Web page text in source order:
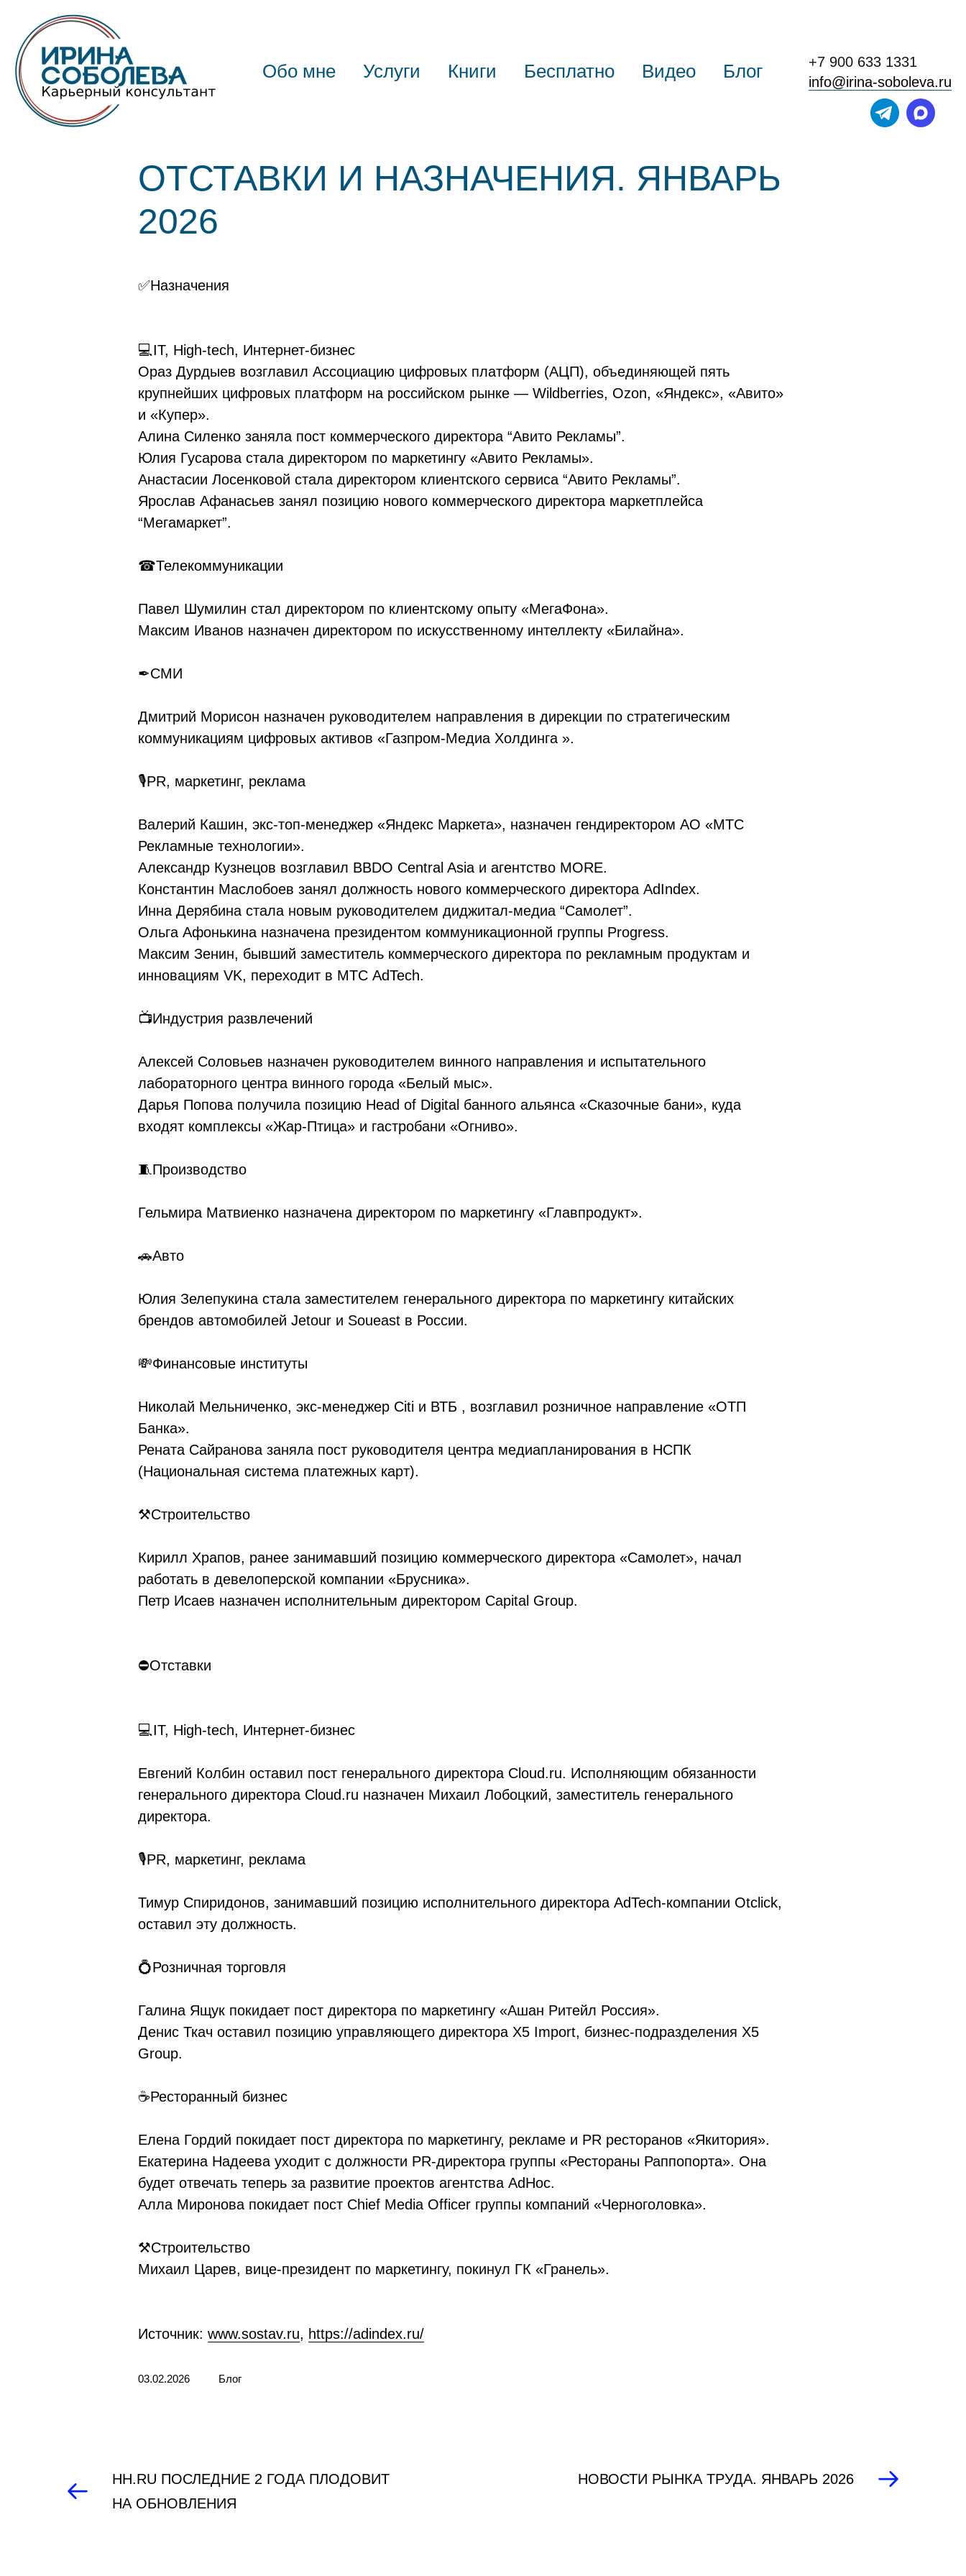
Обо мне Услуги Книги Бесплатно Видео Блог
+7 900 633 1331
info@irina-soboleva.ru
ОТСТАВКИ И НАЗНАЧЕНИЯ. ЯНВАРЬ
2026
✅Назначения
💻IT, High-tech, Интернет-бизнес
Ораз Дурдыев возглавил Ассоциацию цифровых платформ (АЦП), объединяющей пять
крупнейших цифровых платформ на российском рынке — Wildberries, Ozon, «Яндекс», «Авито»
и «Купер».
Алина Силенко заняла пост коммерческого директора “Авито Рекламы”.
Юлия Гусарова стала директором по маркетингу «Авито Рекламы».
Анастасии Лосенковой стала директором клиентского сервиса “Авито Рекламы”.
Ярослав Афанасьев занял позицию нового коммерческого директора маркетплейса
“Мегамаркет”.
☎Телекоммуникации
Павел Шумилин стал директором по клиентскому опыту «МегаФона».
Максим Иванов назначен директором по искусственному интеллекту «Билайна».
✒СМИ
Дмитрий Морисон назначен руководителем направления в дирекции по стратегическим
коммуникациям цифровых активов «Газпром-Медиа Холдинга ».
🎙PR, маркетинг, реклама
Валерий Кашин, экс-топ-менеджер «Яндекс Маркета», назначен гендиректором АО «МТС
Рекламные технологии».
Александр Кузнецов возглавил BBDO Central Asia и агентство MORE.
Константин Маслобоев занял должность нового коммерческого директора AdIndex.
Инна Дерябина стала новым руководителем диджитал-медиа “Самолет”.
Ольга Афонькина назначена президентом коммуникационной группы Progress.
Максим Зенин, бывший заместитель коммерческого директора по рекламным продуктам и
инновациям VK, переходит в МТС AdTech.
📺Индустрия развлечений
Алексей Соловьев назначен руководителем винного направления и испытательного
лабораторного центра винного города «Белый мыс».
Дарья Попова получила позицию Head of Digital банного альянса «Сказочные бани», куда
входят комплексы «Жар-Птица» и гастробани «Огниво».
🧵Производство
Гельмира Матвиенко назначена директором по маркетингу «Главпродукт».
🚗Авто
Юлия Зелепукина стала заместителем генерального директора по маркетингу китайских
брендов автомобилей Jetour и Soueast в России.
💸Финансовые институты
Николай Мельниченко, экс-менеджер Citi и ВТБ , возглавил розничное направление «ОТП
Банка».
Рената Сайранова заняла пост руководителя центра медиапланирования в НСПК
(Национальная система платежных карт).
⚒Строительство
Кирилл Храпов, ранее занимавший позицию коммерческого директора «Самолет», начал
работать в девелоперской компании «Брусника».
Петр Исаев назначен исполнительным директором Capital Group.
⛔Отставки
💻IT, High-tech, Интернет-бизнес
Евгений Колбин оставил пост генерального директора Cloud.ru. Исполняющим обязанности
генерального директора Cloud.ru назначен Михаил Лобоцкий, заместитель генерального
директора.
🎙PR, маркетинг, реклама
Тимур Спиридонов, занимавший позицию исполнительного директора AdTech-компании Otclick,
оставил эту должность.
💍Розничная торговля
Галина Ящук покидает пост директора по маркетингу «Ашан Ритейл Россия».
Денис Ткач оставил позицию управляющего директора X5 Import, бизнес-подразделения X5
Group.
☕Ресторанный бизнес
Елена Гордий покидает пост директора по маркетингу, рекламе и PR ресторанов «Якитория».
Екатерина Надеева уходит с должности PR-директора группы «Рестораны Раппопорта». Она
будет отвечать теперь за развитие проектов агентства AdHoc.
Алла Миронова покидает пост Chief Media Officer группы компаний «Черноголовка».
⚒Строительство
Михаил Царев, вице-президент по маркетингу, покинул ГК «Гранель».
Источник: www.sostav.ru, https://adindex.ru/
03.02.2026 Блог
HH.RU ПОСЛЕДНИЕ 2 ГОДА ПЛОДОВИТ
НА ОБНОВЛЕНИЯ
НОВОСТИ РЫНКА ТРУДА. ЯНВАРЬ 2026